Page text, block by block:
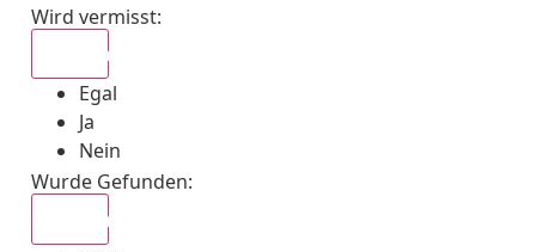
Wird vermisst:
Egal
Ja
Nein
Wurde Gefunden: